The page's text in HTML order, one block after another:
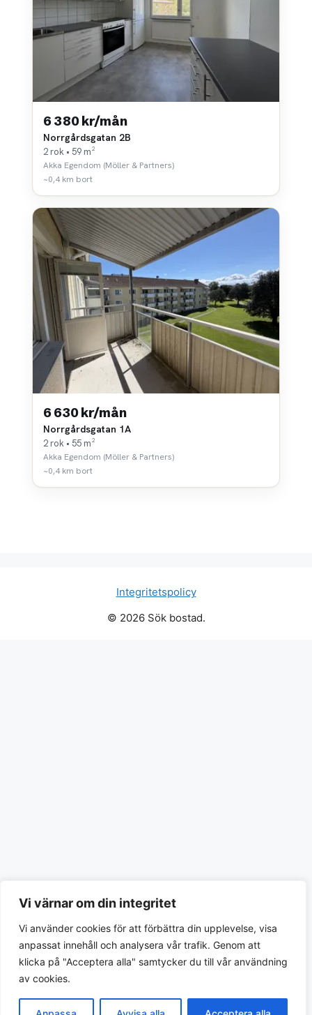
Vi värnar om din integritet
Vi använder cookies för att förbättra din upplevelse, visa
anpassat innehåll och analysera vår trafik. Genom att
klicka på "Acceptera alla" samtycker du till vår användning
av cookies.
6 380 kr/mån
Norrgårdsgatan 2B
2 rok • 59 m²
Akka Egendom (Möller & Partners)
~0,4 km bort
6 630 kr/mån
Norrgårdsgatan 1A
2 rok • 55 m²
Akka Egendom (Möller & Partners)
~0,4 km bort
Integritetspolicy
© 2026 Sök bostad.